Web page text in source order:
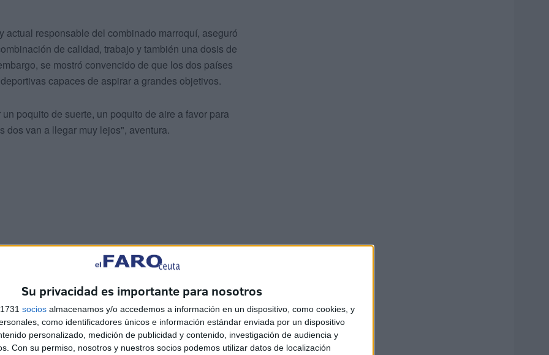
Su privacidad es importante para nosotros
socios almacenamos y/o accedemos a información en un dispositivo, como cookies, y
como identificadores únicos e información estándar enviada por un dispositivo
personalizado, medición de publicidad y contenido, investigación de audiencia y
Con su permiso, nosotros y nuestros socios podemos utilizar datos de localización
responsable del combinado marroquí, aseguró
de calidad, trabajo y también una dosis de
se mostró convencido de que los dos países
capaces de aspirar a grandes objetivos.
poquito de suerte, un poquito de aire a favor para
dos van a llegar muy lejos", aventura.
la enorme pasión que existe por el fútbol en
. Solo tienes que salir a las calles para ver que
los campos, en los parques, todo el mundo. Mujeres,